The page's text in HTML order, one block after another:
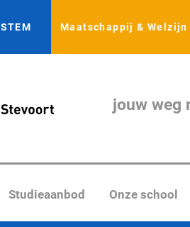
STEM Maatschappij & Welzijn
jouw weg
Studieaanbod Onze school